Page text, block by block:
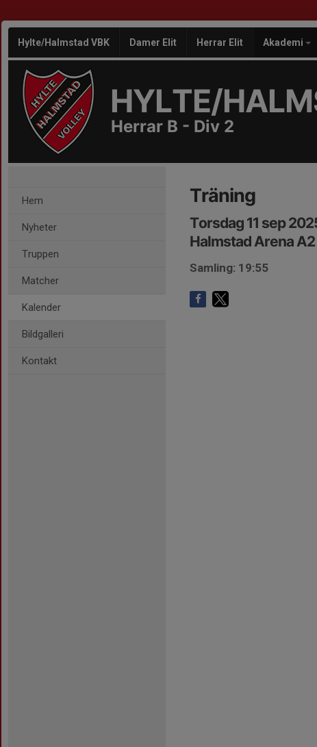
Hylte/Halmstad VBK Damer Elit Herrar Elit Akademi
HYLTE/
Herrar B - Div 2
Hem
Nyheter
Truppen
Matcher
Kalender
Bildgalleri
Kontakt
Träning
Torsdag 11 sep
Halmstad Arena A2
Samling: 19:55